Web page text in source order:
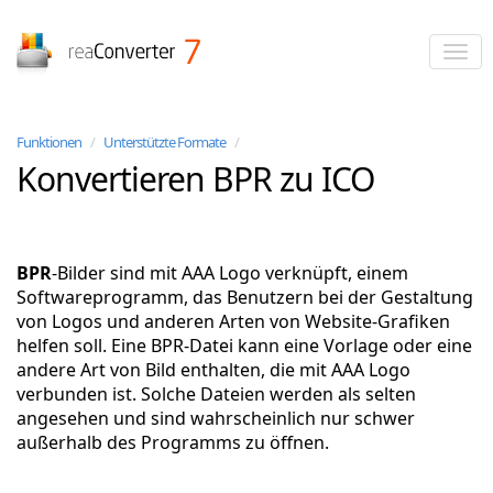
Funktionen / Unterstützte Formate /
Konvertieren BPR zu ICO
BPR-Bilder sind mit AAA Logo verknüpft, einem
Softwareprogramm, das Benutzern bei der Gestaltung
von Logos und anderen Arten von Website-Grafiken
helfen soll. Eine BPR-Datei kann eine Vorlage oder eine
andere Art von Bild enthalten, die mit AAA Logo
verbunden ist. Solche Dateien werden als selten
angesehen und sind wahrscheinlich nur schwer
außerhalb des Programms zu öffnen.